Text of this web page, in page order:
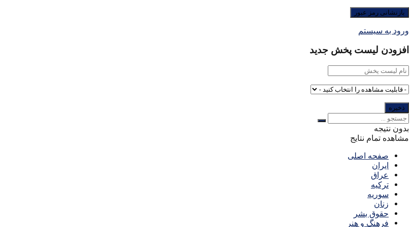
ورود به سیستم
افزودن لیست پخش جدید
بدون نتیجه
مشاهده تمام نتایج
صفحه اصلی
ایران
عراق
ترکیه
سوریه
زنان
حقوق بشر
فرهنگ و هنر